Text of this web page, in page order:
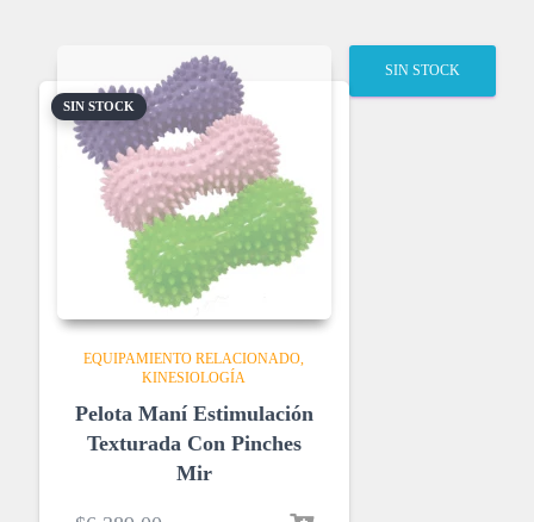
SIN STOCK
EQUIPAMIENTO RELACIONADO
KINESIOLOGÍA
Pelota Maní Estimulación
Texturada Con Pinches
Mir
SIN STOCK